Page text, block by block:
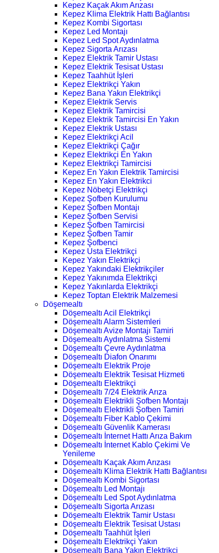
Kepez Kaçak Akım Arızası
Kepez Klima Elektrik Hattı Bağlantısı
Kepez Kombi Sigortası
Kepez Led Montajı
Kepez Led Spot Aydınlatma
Kepez Sigorta Arızası
Kepez Elektrik Tamir Ustası
Kepez Elektrik Tesisat Ustası
Kepez Taahhüt İşleri
Kepez Elektrikçi Yakın
Kepez Bana Yakın Elektrikçi
Kepez Elektrik Servis
Kepez Elektrik Tamircisi
Kepez Elektrik Tamircisi En Yakın
Kepez Elektrik Ustası
Kepez Elektrikçi Acil
Kepez Elektrikçi Çağır
Kepez Elektrikçi En Yakın
Kepez Elektrikçi Tamircisi
Kepez En Yakın Elektrik Tamircisi
Kepez En Yakın Elektrikci
Kepez Nöbetçi Elektrikçi
Kepez Şofben Kurulumu
Kepez Şofben Montajı
Kepez Şofben Servisi
Kepez Şofben Tamircisi
Kepez Şofben Tamir
Kepez Şofbenci
Kepez Usta Elektrikçi
Kepez Yakın Elektrikçi
Kepez Yakındaki Elektrikçiler
Kepez Yakınımda Elektrikçi
Kepez Yakınlarda Elektrikçi
Kepez Toptan Elektrik Malzemesi
Döşemealtı
Döşemealtı Acil Elektrikçi
Döşemealtı Alarm Sistemleri
Döşemealtı Avize Montajı Tamiri
Döşemealtı Aydınlatma Sistemi
Döşemealtı Çevre Aydınlatma
Döşemealtı Diafon Onarımı
Döşemealtı Elektrik Proje
Döşemealtı Elektrik Tesisat Hizmeti
Döşemealtı Elektrikçi
Döşemealtı 7/24 Elektrik Arıza
Döşemealtı Elektrikli Şofben Montajı
Döşemealtı Elektrikli Şofben Tamiri
Döşemealtı Fiber Kablo Çekimi
Döşemealtı Güvenlik Kamerası
Döşemealtı İnternet Hattı Arıza Bakım
Döşemealtı İnternet Kablo Çekimi Ve
Yenileme
Döşemealtı Kaçak Akım Arızası
Döşemealtı Klima Elektrik Hattı Bağlantısı
Döşemealtı Kombi Sigortası
Döşemealtı Led Montajı
Döşemealtı Led Spot Aydınlatma
Döşemealtı Sigorta Arızası
Döşemealtı Elektrik Tamir Ustası
Döşemealtı Elektrik Tesisat Ustası
Döşemealtı Taahhüt İşleri
Döşemealtı Elektrikçi Yakın
Döşemealtı Bana Yakın Elektrikçi